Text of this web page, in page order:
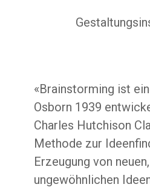
«Brainstorming ist
Osborn 1939
Charles Hutchison
Methode zur
Erzeugung von neuen,
ungewöhnlichen